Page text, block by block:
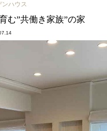
ンハウス
む”共働き家族”の家